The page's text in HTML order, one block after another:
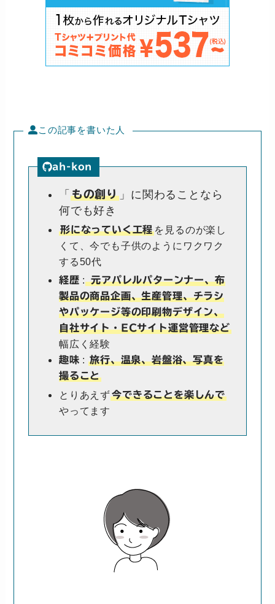
この記事を書いた人
ah-kon
「 もの創り 」に関わることなら
何でも好き
形になっていく工程 を見るのが楽し
くて、今でも子供のようにワクワク
する50代
経歴 :元アパレルパターンナー、布
製品の商品企画、生産管理、チラシ
やパッケージ等の印刷物デザイン、
自社サイト・ECサイト運営管理など
幅広く経験
趣味 :旅行、温泉、岩盤浴、写真を
撮ること
とりあえず今できることを楽しんで
やってます